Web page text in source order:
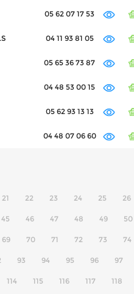
05 62 07 17 53
04 11 93 81 05
05 65 36 73 87
04 48 53 00 15
05 62 93 13 13
04 48 07 06 60
21 22 23 24 25 26
45 46 47 48 49 50
69 70 71 72 73 74
93 94 95 96 97
114 115 116 117 118